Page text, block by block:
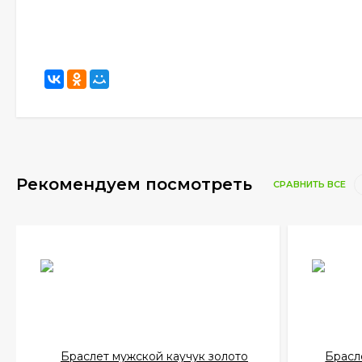
Рекомендуем посмотреть СРАВНИТЬ ВСЕ